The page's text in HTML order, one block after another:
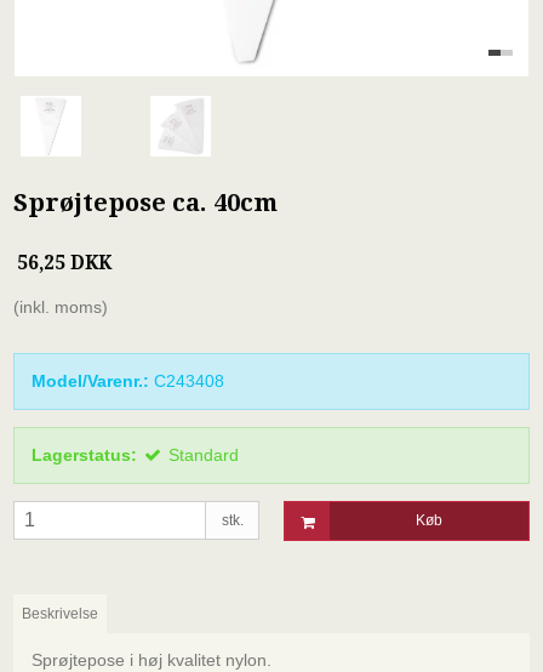
Sprøjtepose ca. 40cm
56,25 DKK
(inkl. moms)
Model/Varenr.: C243408
Lagerstatus: Standard
stk. Køb
Beskrivelse
Sprøjtepose i høj kvalitet nylon.